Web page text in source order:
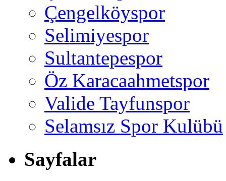
Çengelköyspor
Selimiyespor
Sultantepespor
Öz Karacaahmetspor
Valide Tayfunspor
Selamsız Spor Kulübü
Sayfalar